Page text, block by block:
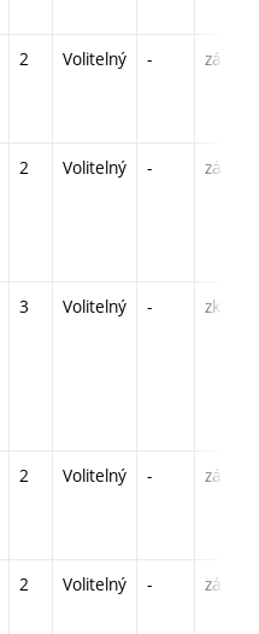
2 Volitelný - zá
2 Volitelný - zá
3 Volitelný - zk
2 Volitelný - zá
2 Volitelný - zá